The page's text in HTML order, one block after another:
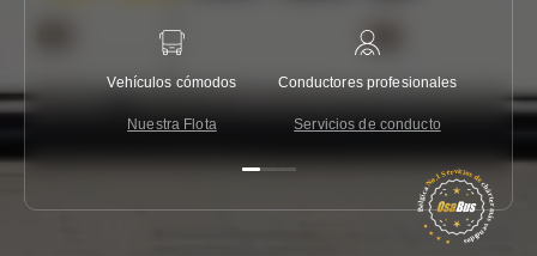
Vehículos cómodos
Nuestra Flota
Conductores profesionales
Servicios de conducto